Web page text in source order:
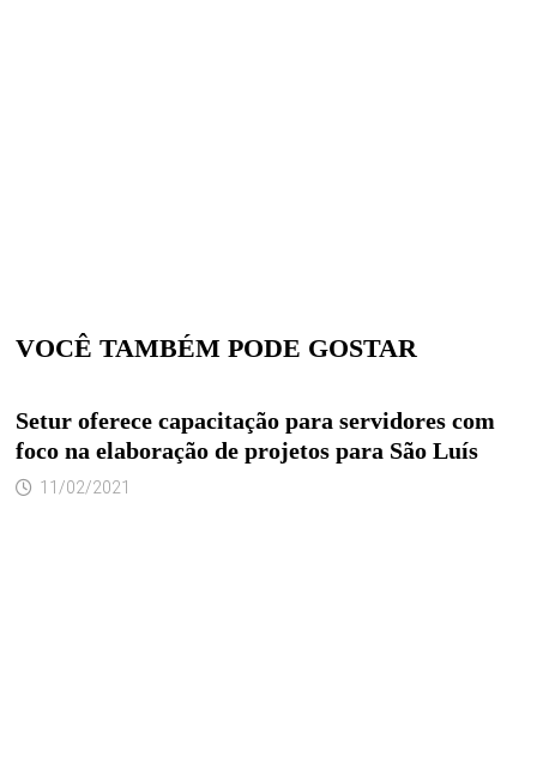
VOCÊ TAMBÉM PODE GOSTAR
Setur oferece capacitação para servidores com
foco na elaboração de projetos para São Luís
11/02/2021